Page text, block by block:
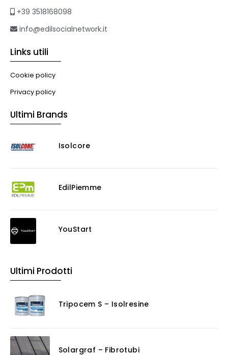
+39 3518168098
info@edilsocialnetwork.it
Links utili
Cookie policy
Privacy policy
Ultimi Brands
Isolcore
EdilPiemme
YouStart
Ultimi Prodotti
Tripocem S – Isolresine
Solargraf – Fibrotubi